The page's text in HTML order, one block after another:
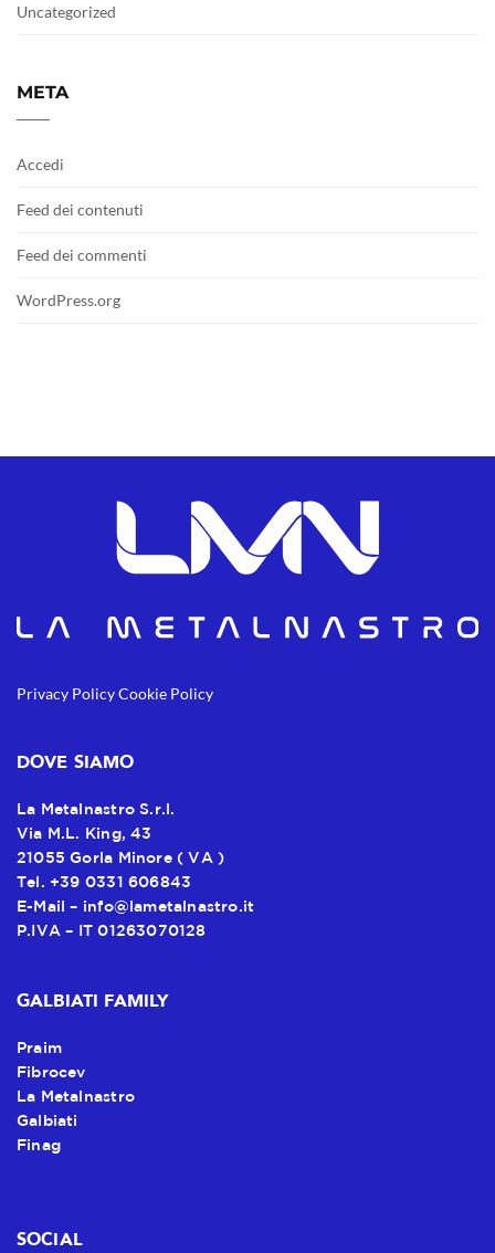
Uncategorized
META
Accedi
Feed dei contenuti
Feed dei commenti
WordPress.org
Privacy PolicyCookie Policy
DOVE SIAMO
La Metalnastro S.r.l.
Via M.L. King, 43
21055 Gorla Minore ( VA )
Tel. +39 0331 606843
E-Mail – info@lametalnastro.it
P.IVA – IT 01263070128
GALBIATI FAMILY
Praim
Fibrocev
La Metalnastro
Galbiati
Finag
SOCIAL